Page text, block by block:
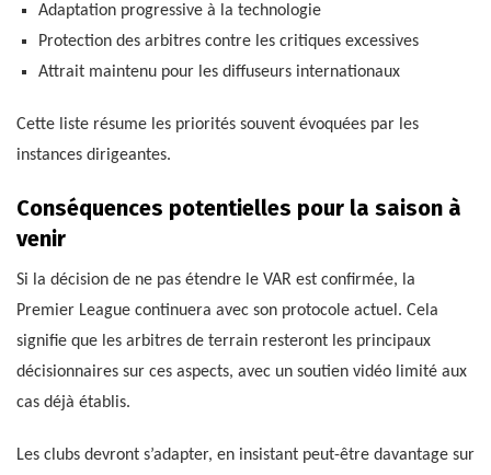
Adaptation progressive à la technologie
Protection des arbitres contre les critiques excessives
Attrait maintenu pour les diffuseurs internationaux
Cette liste résume les priorités souvent évoquées par les
instances dirigeantes.
Conséquences potentielles pour la saison à
venir
Si la décision de ne pas étendre le VAR est confirmée, la
Premier League continuera avec son protocole actuel. Cela
signifie que les arbitres de terrain resteront les principaux
décisionnaires sur ces aspects, avec un soutien vidéo limité aux
cas déjà établis.
Les clubs devront s’adapter, en insistant peut-être davantage sur